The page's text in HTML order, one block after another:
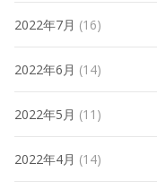
2022年7月 (16)
2022年6月 (14)
2022年5月 (11)
2022年4月 (14)